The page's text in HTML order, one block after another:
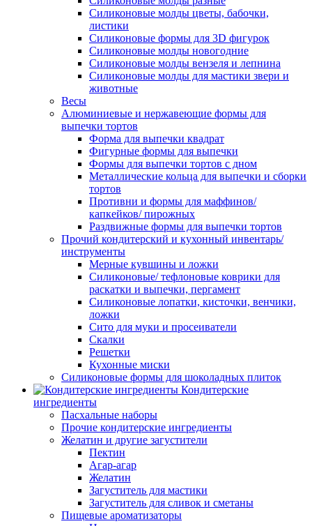
Силиконовые молды цветы, бабочки,
листики
Силиконовые формы для 3D фигурок
Силиконовые молды новогодние
Силиконовые молды вензеля и лепнина
Силиконовые молды для мастики звери и
животные
Весы
Алюминиевые и нержавеющие формы для
выпечки тортов
Форма для выпечки квадрат
Фигурные формы для выпечки
Формы для выпечки тортов с дном
Металлические кольца для выпечки и сборки
тортов
Противни и формы для маффинов/
капкейков/ пирожных
Раздвижные формы для выпечки тортов
Прочий кондитерский и кухонный инвентарь/
инструменты
Мерные кувшины и ложки
Силиконовые/ тефлоновые коврики для
раскатки и выпечки, пергамент
Силиконовые лопатки, кисточки, венчики,
ложки
Сито для муки и просеиватели
Скалки
Решетки
Кухонные миски
Силиконовые формы для шоколадных плиток
Кондитерские
ингредиенты
Пасхальные наборы
Прочие кондитерские ингредиенты
Желатин и другие загустители
Пектин
Агар-агар
Желатин
Загуститель для мастики
Загуститель для сливок и сметаны
Пищевые ароматизаторы